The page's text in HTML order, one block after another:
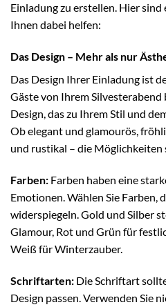
Einladung zu erstellen. Hier sind
Ihnen dabei helfen:
Das Design – Mehr als nur
Das Design Ihrer Einladung ist
Gäste von Ihrem Silvesterabend
Design, das zu Ihrem Stil und
Ob elegant und glamourös,
und rustikal – die Möglichkeiten
Farben: Farben haben eine
Emotionen. Wählen Sie Farben,
widerspiegeln. Gold und Silber
Glamour, Rot und Grün für
Weiß für Winterzauber.
Schriftarten: Die Schriftart
Design passen. Verwenden Sie